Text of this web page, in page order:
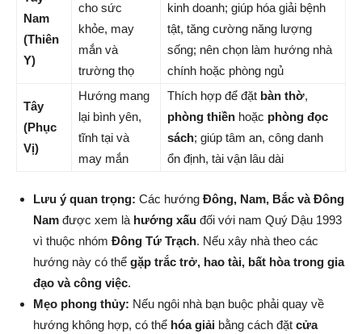
Nam
(Thiên
Y)
cho sức
khỏe, may
mắn và
trường thọ
kinh doanh; giúp hóa giải bệnh
tật, tăng cường năng lượng
sống; nên chọn làm hướng nhà
chính hoặc phòng ngủ
Tây
(Phục
Vị)
Hướng mang
lại bình yên,
tĩnh tại và
may mắn
Thích hợp để đặt bàn thờ,
phòng thiền hoặc phòng đọc
sách; giúp tâm an, công danh
ổn định, tài vận lâu dài
Lưu ý quan trọng: Các hướng Đông, Nam, Bắc và Đông
Nam được xem là hướng xấu đối với nam Quý Dậu 1993
vì thuộc nhóm Đông Tứ Trạch. Nếu xây nhà theo các
hướng này có thể gặp trắc trở, hao tài, bất hòa trong gia
đạo và công việc.
Mẹo phong thủy: Nếu ngôi nhà bạn buộc phải quay về
hướng không hợp, có thể hóa giải bằng cách đặt cửa